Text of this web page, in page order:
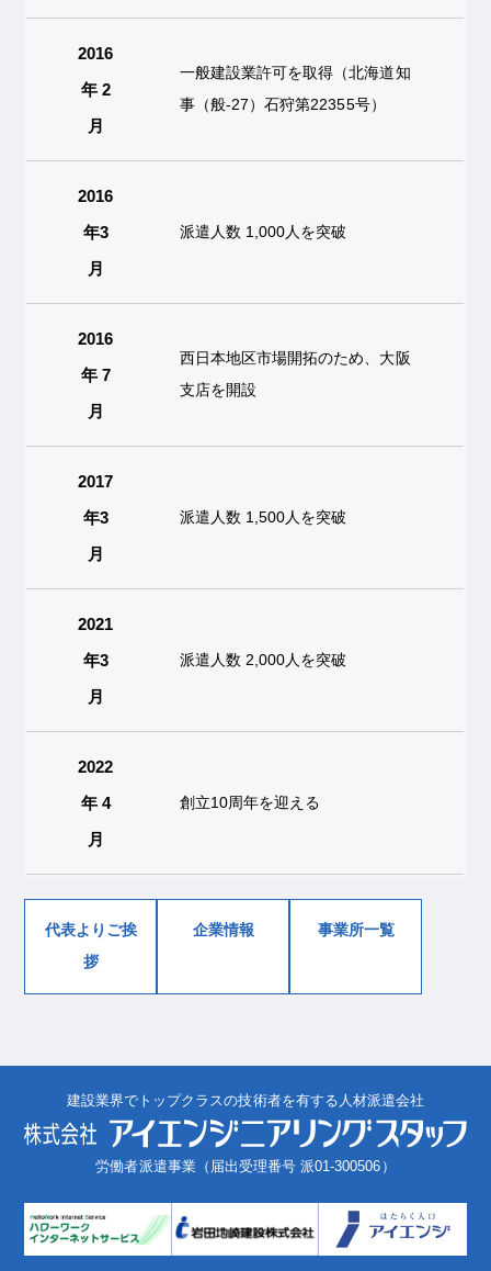
2016
年 2
月
一般建設業許可を取得（北海道知
事（般-27）石狩第22355号）
2016
年3
月
派遣人数 1,000人を突破
2016
年 7
月
西日本地区市場開拓のため、大阪
支店を開設
2017
年3
月
派遣人数 1,500人を突破
2021
年3
月
派遣人数 2,000人を突破
2022
年 4
月
創立10周年を迎える
代表よりご挨
拶
企業情報 事業所一覧
建設業界でトップクラスの技術者を有する人材派遣会社
労働者派遣事業（届出受理番号 派01-300506）